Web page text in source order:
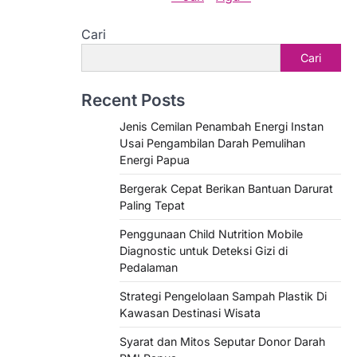
Cari
Cari
Recent Posts
Jenis Cemilan Penambah Energi Instan
Usai Pengambilan Darah Pemulihan
Energi Papua
Bergerak Cepat Berikan Bantuan Darurat
Paling Tepat
Penggunaan Child Nutrition Mobile
Diagnostic untuk Deteksi Gizi di
Pedalaman
Strategi Pengelolaan Sampah Plastik Di
Kawasan Destinasi Wisata
Syarat dan Mitos Seputar Donor Darah